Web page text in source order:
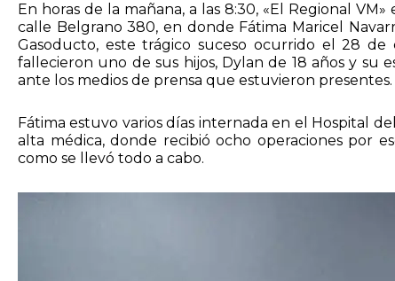
En horas de la mañana, a las 8:30, «El Regional
calle Belgrano 380, en donde Fátima Maricel
Gasoducto, este trágico suceso ocurrido el 28
fallecieron uno de sus hijos, Dylan de 18 años y su
ante los medios de prensa que estuvieron presentes.
Fátima estuvo varios días internada en el Hospital
alta médica, donde recibió ocho operaciones por
como se llevó todo a cabo.